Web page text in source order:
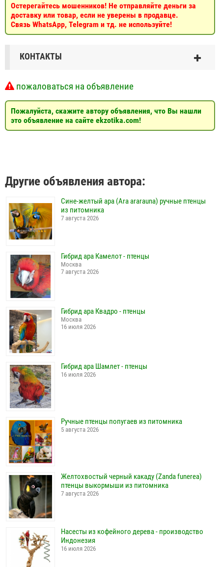
Остерегайтесь мошенников! Не отправляйте деньги за
доставку или товар, если не уверены в продавце.
Связь WhatsApp, Telegram и тд. не используйте!
КОНТАКТЫ
пожаловаться на объявление
Пожалуйста, скажите автору объявления, что Вы нашли
это объявление на сайте ekzotika.com!
Другие объявления автора:
Сине-желтый ара (Ara ararauna) ручные птенцы
из питомника
7 августа 2026
Гибрид ара Камелот - птенцы
Москва
7 августа 2026
Гибрид ара Квадро - птенцы
Москва
16 июля 2026
Гибрид ара Шамлет - птенцы
16 июля 2026
Ручные птенцы попугаев из питомника
5 августа 2026
Желтохвостый черный какаду (Zanda funerea)
птенцы выкормыши из питомника
7 августа 2026
Насесты из кофейного дерева - производство
Индонезия
16 июля 2026